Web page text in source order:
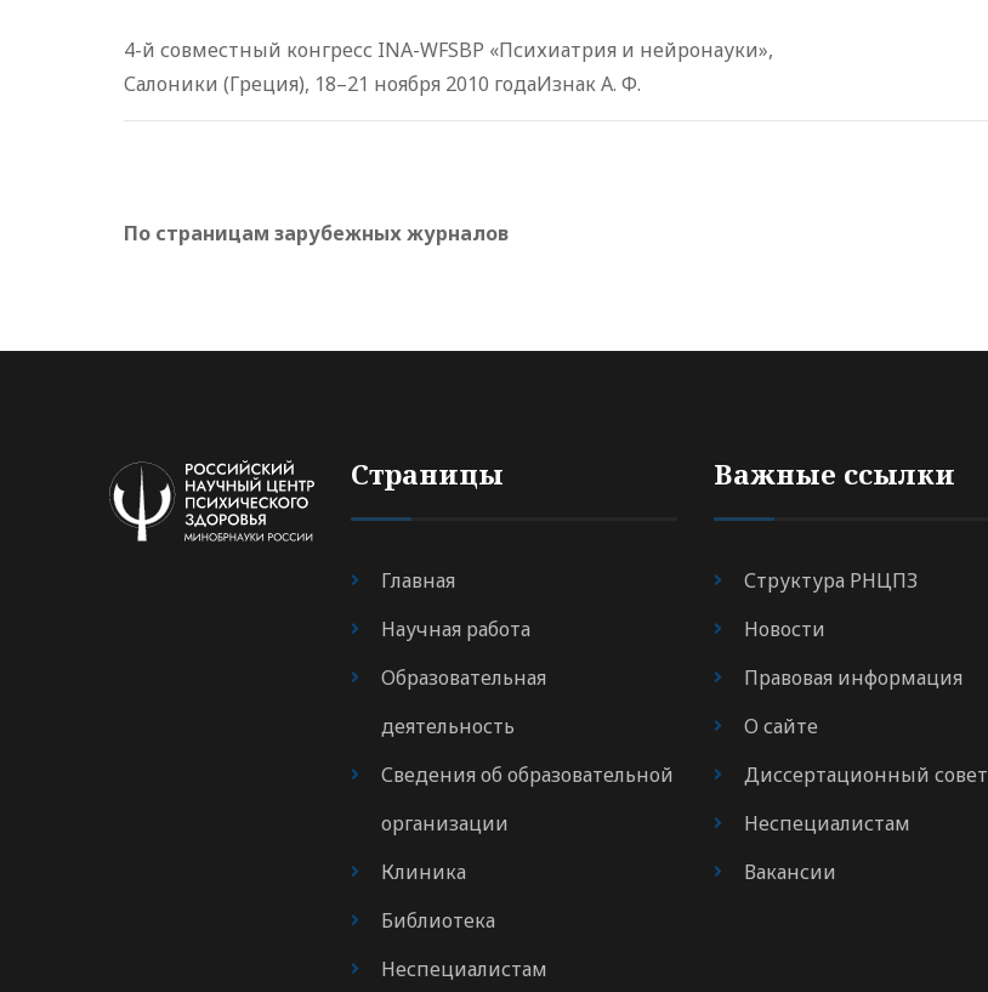
4-й совместный конгресс INA-WFSBP «Психиатрия и нейронауки»,
Салоники (Греция), 18–21 ноября 2010 годаИзнак А. Ф.
По страницам зарубежных журналов
Страницы
Главная
Научная работа
Образовательная
деятельность
Сведения об образовательной
организации
Клиника
Библиотека
Неспециалистам
Важные ссылки
Структура РНЦПЗ
Новости
Правовая информация
О сайте
Диссертационный совет
Неспециалистам
Вакансии